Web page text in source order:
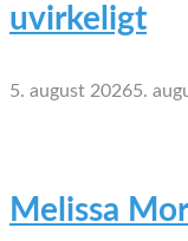
uvirkeligt
5. august 20265.
Melissa